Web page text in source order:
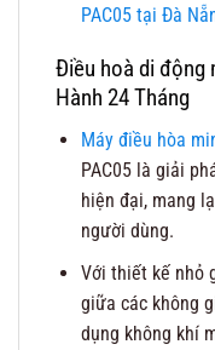
PAC05 tại Đà
Điều hoà di động
Hành 24 Tháng
Máy điều hòa
PAC05 là giải
hiện đại, mang
người dùng.
Với thiết kế nhỏ
giữa các không
dụng không khí